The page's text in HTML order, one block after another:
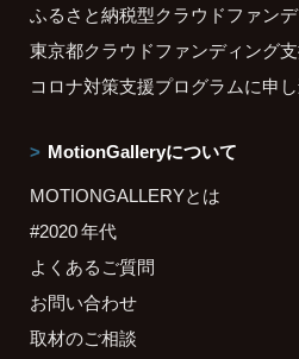
ふるさと納税型クラウドファン
東京都クラウドファンディング
コロナ対策支援プログラムに申
MotionGalleryについて
MOTIONGALLERYとは
#2020 年代
よくあるご質問
お問い合わせ
取材のご相談